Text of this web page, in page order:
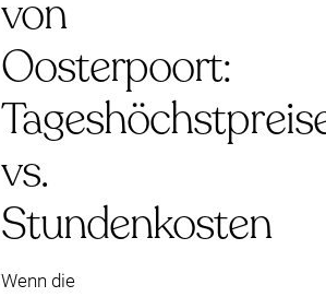
von
Oosterpoort:
vs.
Stundenkosten
Wenn die